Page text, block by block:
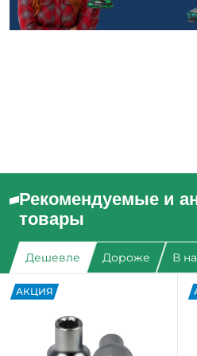
Рекомендуемые и
товары
Дешевле Дороже В
АКЦИЯ